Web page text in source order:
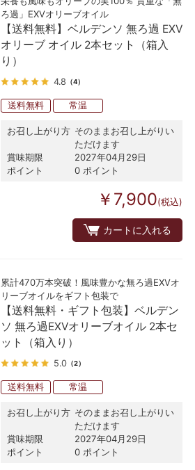
ろ過」EXVオリーブオイル
【送料無料】ベルデンソ 無ろ過 EXV
オリーブ オイル 2本セット（箱入
り）
4.8 （4）
送料無料 常温
お召し上がり方 そのままお召し上がりい
ただけます
賞味期限
2027年04月29日
ポイント
0 ポイント
￥7,900(税込)
カートに入れる
累計470万本突破！風味豊かな無ろ過EXVオ
リーブオイルをギフト包装で
【送料無料・ギフト包装】ベルデン
ソ 無ろ過EXVオリーブオイル 2本セ
ット（箱入り）
5.0 （2）
送料無料 常温
お召し上がり方 そのままお召し上がりい
ただけます
賞味期限
2027年04月29日
ポイント
0 ポイント